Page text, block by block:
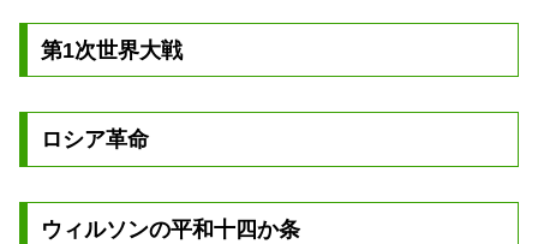
第1次世界大戦
ロシア革命
ウィルソンの平和十四か条